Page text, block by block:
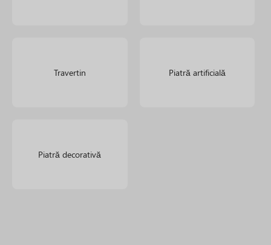
Travertin Piatră artificială
Piatră decorativă